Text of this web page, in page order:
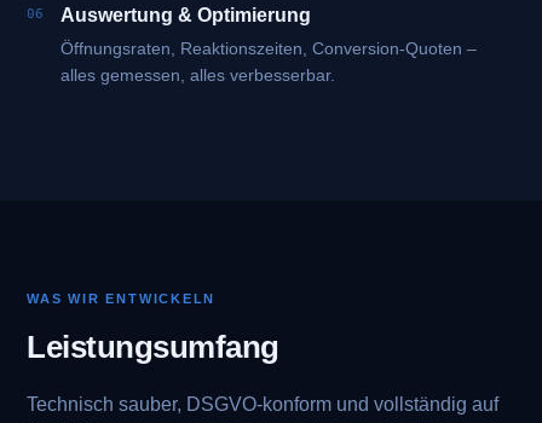
06 Auswertung & Optimierung
Öffnungsraten, Reaktionszeiten, Conversion-Quoten –
alles gemessen, alles verbesserbar.
WAS WIR ENTWICKELN
Leistungsumfang
Technisch sauber, DSGVO-konform und vollständig auf